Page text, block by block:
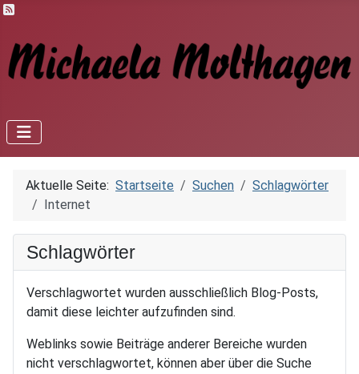
Aktuelle Seite: Startseite Suchen
Schlagwörter
Internet
Schlagwörter
Verschlagwortet wurden ausschließlich Blog-Posts,
damit diese leichter aufzufinden sind.
Weblinks sowie Beiträge anderer Bereiche wurden
nicht verschlagwortet, können aber über die Suche